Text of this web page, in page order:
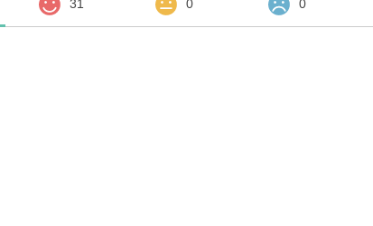
31 0 0